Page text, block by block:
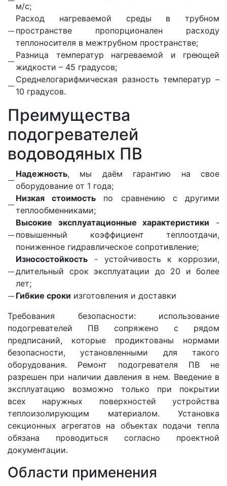
м/с;
Расход нагреваемой среды в трубном
пространстве пропорционален расходу
теплоносителя в межтрубном пространстве;
Разница температур нагреваемой и греющей
жидкости – 45 градусов;
Среднелогарифмическая разность температур –
10 градусов.
Преимущества
подогревателей
водоводяных ПВ
Надежность, мы даём гарантию на свое
оборудование от 1 года;
Низкая стоимость по сравнению с другими
теплообменниками;
Высокие эксплуатационные характеристики -
повышенный коэффициент теплоотдачи,
пониженное гидравлическое сопротивление;
Износостойкость - устойчивость к коррозии,
длительный срок эксплуатации до 20 и более
лет;
Гибкие сроки изготовления и доставки
Требования безопасности: использование
подогревателей ПВ сопряжено с рядом
предписаний, которые продиктованы нормами
безопасности, установленными для такого
оборудования. Ремонт подогревателя ПВ не
разрешен при наличии давления в нем. Введение в
эксплуатацию возможно только при покрытии
всех наружных поверхностей устройства
теплоизолирующим материалом. Установка
секционных агрегатов на объектах подачи тепла
обязана проводиться согласно проектной
документации.
Области применения